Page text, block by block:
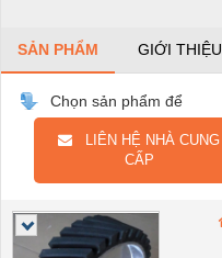
SẢN PHẨM GIỚI THIỆU
Chọn sản phẩm để
LIÊN HỆ NHÀ CUNG
CẤP